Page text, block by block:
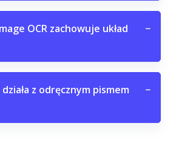
OCR zachowuje układ
−
z odręcznym pismem
−